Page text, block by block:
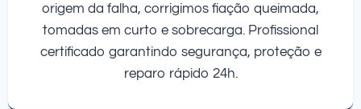
origem da falha, corrigimos fiação queimada,
tomadas em curto e sobrecarga. Profissional
certificado garantindo segurança, proteção e
reparo rápido 24h.